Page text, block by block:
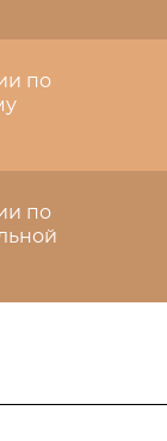
по
по